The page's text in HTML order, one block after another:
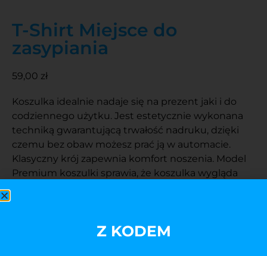
T-Shirt Miejsce do
zasypiania
59,00 zł
Koszulka idealnie nadaje się na prezent jaki i do
codziennego użytku. Jest estetycznie wykonana
techniką gwarantującą trwałość nadruku, dzięki
czemu bez obaw możesz prać ją w automacie.
Klasyczny krój zapewnia komfort noszenia. Model
Premium koszulki sprawia, że koszulka wygląda
Z KODEM